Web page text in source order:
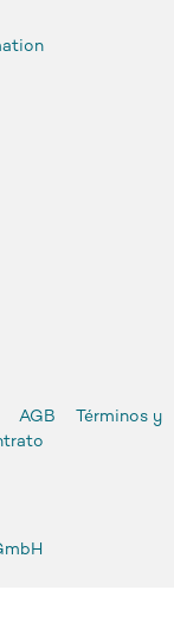
AGB
Términos y